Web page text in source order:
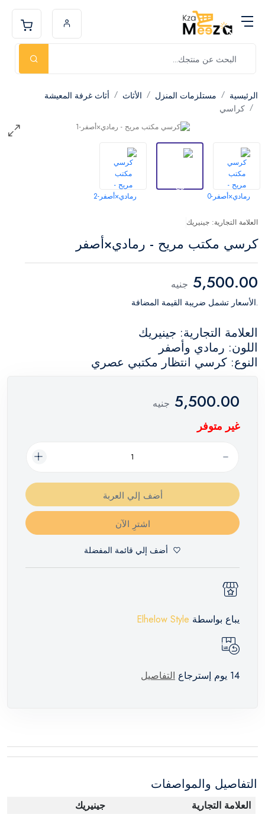
الرئيسية مستلزمات المنزل الأثاث
أثاث غرفة المعيشة
كراسي
العلامة التجارية: جينيريك
كرسي مكتب مريح - رمادي×أصفر
5,500.00 جنيه
.الأسعار تشمل ضريبة القيمة المضافة
العلامة التجارية: جينيريك
اللون: رمادي وأصفر
النوع: كرسي انتظار مكتبي عصري
5,500.00 جنيه
غير متوفر
أضف إلي العربة
اشترِ الآن
أضف إلي قائمة المفضلة
يباع بواسطة Elhelow Style
14 يوم إسترجاع التفاصيل
التفاصيل والمواصفات
العلامة التجارية
جينيريك